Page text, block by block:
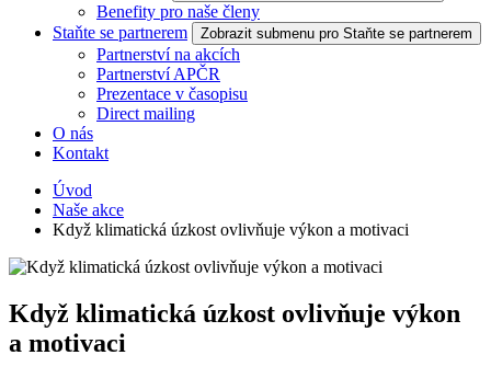
Benefity pro naše členy
Staňte se partnerem
Zobrazit submenu pro Staňte se partnerem
Partnerství na akcích
Partnerství APČR
Prezentace v časopisu
Direct mailing
O nás
Kontakt
Úvod
Naše akce
Když klimatická úzkost ovlivňuje výkon a motivaci
Když klimatická úzkost ovlivňuje výkon
a motivaci